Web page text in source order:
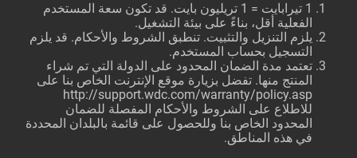
1 تيرابايت = 1 تريليون بايت. قد تكون سعة المستخدم
الفعلية أقل، بناءً على بيئة التشغيل.
يلزم التنزيل والتثبيت. تنطبق الشروط والأحكام. قد يلزم
التسجيل بحساب المستخدم.
تعتمد مدة الضمان المحدود على الدولة التي تم شراء
المنتج منها. تفضل بزيارة موقع الإنترنت الخاص بنا على
http://support.wdc.com/warranty/policy.asp
للاطلاع على الشروط والأحكام المفصلة للضمان
المحدود الخاص بنا وللحصول على قائمة بالبلدان المحددة
في هذه المناطق.